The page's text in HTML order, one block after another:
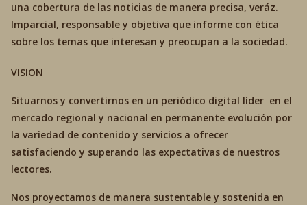
una cobertura de las noticias de manera precisa, veráz.
Imparcial, responsable y objetiva que informe con ética
sobre los temas que interesan y preocupan a la sociedad.
VISION
Situarnos y convertirnos en un periódico digital líder en el
mercado regional y nacional en permanente evolución por
la variedad de contenido y servicios a ofrecer
satisfaciendo y superando las expectativas de nuestros
lectores.
Nos proyectamos de manera sustentable y sostenida en